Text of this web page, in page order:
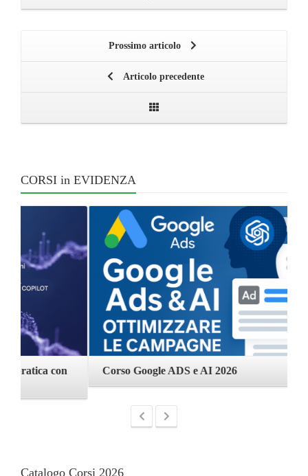
Prossimo articolo
Articolo precedente
CORSI in EVIDENZA
Corso Google ADS e AI 2026
Catalogo Corsi 2026